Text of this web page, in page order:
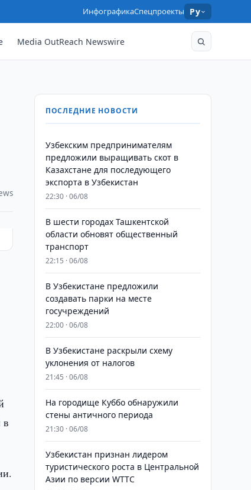
ИнфографикаСпецпроекты Ру
Media OutReach Newswire
в
ПОСЛЕДНИЕ НОВОСТИ
Узбекским предпринимателям
предложили выращивать скот в
Казахстане для последующего
экспорта в Узбекистан
22:30 · 06/08
В шести городах Ташкентской
области обновят общественный
транспорт
22:15 · 06/08
В Узбекистане предложили
создавать парки на месте
госучреждений
22:00 · 06/08
В Узбекистане раскрыли схему
уклонения от налогов
21:45 · 06/08
На городище Куббо обнаружили
стены античного периода
21:30 · 06/08
Узбекистан признан лидером
туристического роста в Центральной
Азии по версии WTTC